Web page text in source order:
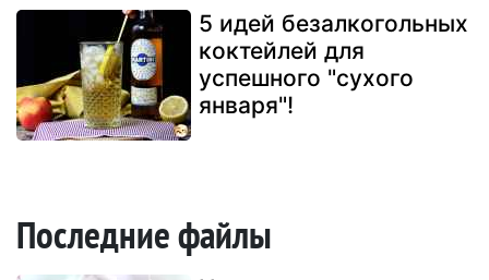
5 идей безалкогольных
коктейлей для
успешного "сухого
января"!
Последние файлы